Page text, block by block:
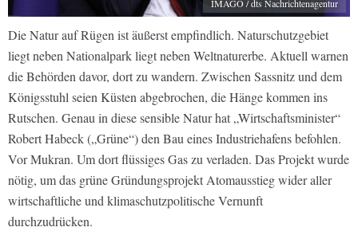
IMAGO / dts Nachrichtenagentur
Die Natur auf Rügen ist äußerst empfindlich. Naturschutzgebiet
liegt neben Nationalpark liegt neben Weltnaturerbe. Aktuell warnen
die Behörden davor, dort zu wandern. Zwischen Sassnitz und dem
Königsstuhl seien Küsten abgebrochen, die Hänge kommen ins
Rutschen. Genau in diese sensible Natur hat „Wirtschaftsminister“
Robert Habeck („Grüne“) den Bau eines Industriehafens befohlen.
Vor Mukran. Um dort flüssiges Gas zu verladen. Das Projekt wurde
nötig, um das grüne Gründungsprojekt Atomausstieg wider aller
wirtschaftliche und klimaschutzpolitische Vernunft
durchzudrücken.